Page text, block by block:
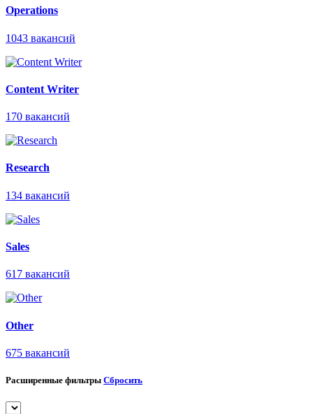
Operations
1043 вакансий
Content Writer
170 вакансий
Research
134 вакансий
Sales
617 вакансий
Other
675 вакансий
Расширенные фильтры Сбросить